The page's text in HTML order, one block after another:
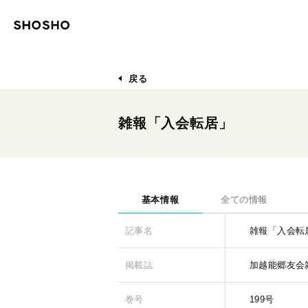
戻る
雑報「入会転居」
基本情報 全ての情報
記事名 雑報「入会転
掲載誌 加越能郷友会
巻号 199号